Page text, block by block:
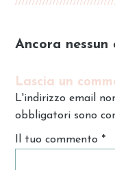
Ancora nessun
Lascia un
L'indirizzo email
obbligatori sono
Il tuo commento *